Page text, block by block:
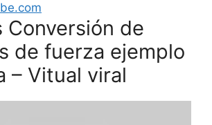
Conversión de
de fuerza ejemplo
– Vitual viral